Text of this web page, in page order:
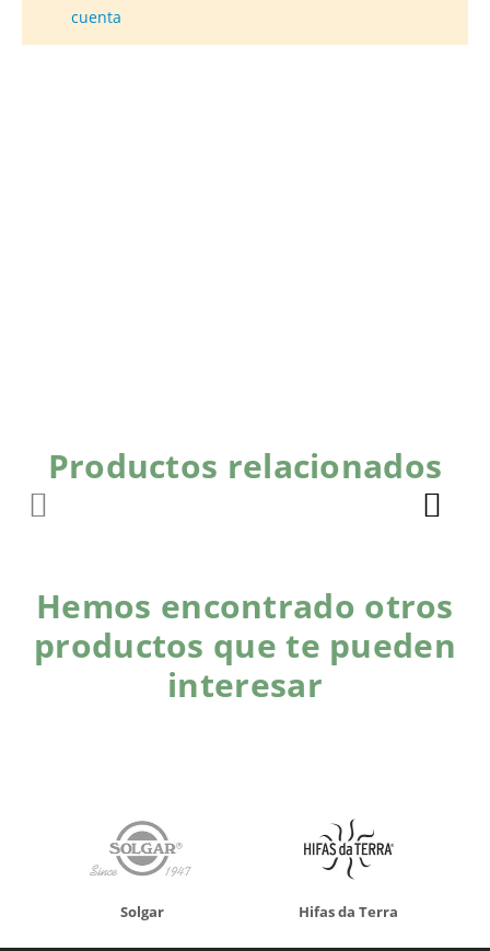
cuenta
Productos relacionados
Hemos encontrado otros
productos que te pueden
interesar
Solgar Hifas da Terra